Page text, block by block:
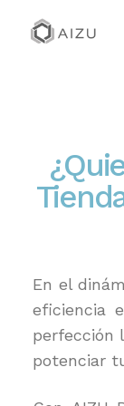
En el
eficiencia
perfección
potenciar